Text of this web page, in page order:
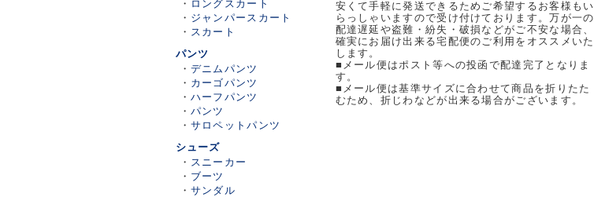
・ ロングスカート
・ ジャンパースカート
・ スカート
パンツ
・ デニムパンツ
・ カーゴパンツ
・ ハーフパンツ
・ パンツ
・ サロペットパンツ
シューズ
・ スニーカー
・ ブーツ
・ サンダル
安くて手軽に発送できるためご希望するお客様もい
らっしゃいますので受け付けております。万が一の
配達遅延や盗難・紛失・破損などがご不安な場合、
確実にお届け出来る宅配便のご利用をオススメいた
します。
■メール便はポスト等への投函で配達完了となりま
す。
■メール便は基準サイズに合わせて商品を折りたた
むため、折じわなどが出来る場合がございます。